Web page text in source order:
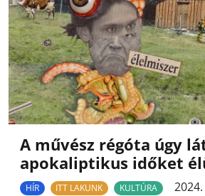
A művész régóta úgy
apokaliptikus időket
HÍR ITT LAKUNK KULTÚRA